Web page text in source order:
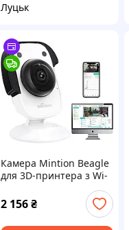
Луцьк
Камера Mintion Beagle
для 3D-принтера з Wi-
керуванням друком
1080P
2 156 ₴